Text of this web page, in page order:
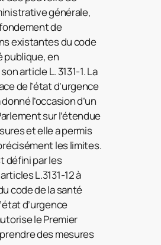
générale,
de
existantes du code
publique, en
article L. 3131-1. La
de l’état d’urgence
l’occasion d’un
sur l’étendue
et elle a permis
les limites.
défini par les
L.3131-12 à
code de la santé
d’urgence
le Premier
des mesures